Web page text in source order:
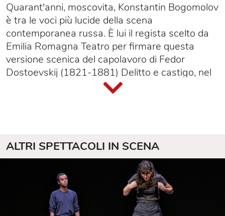
Quarant'anni, moscovita, Konstantin Bogomolov
è tra le voci più lucide della scena
contemporanea russa. È lui il regista scelto da
Emilia Romagna Teatro per firmare questa
versione scenica del capolavoro di Fedor
Dostoevskij (1821-1881) Delitto e castigo, nel
quadro delle produzioni celebrative dei 40 anni
eccezionale gruppo di attori italiani. Così fece,
fra gli altri, Nekrosius con Anna Karenina nel
2008, e così fece nel 1984 Jurij Petrovič
Ljubimov, nella sua rilettura di Delitto e castigo.
La scelta della direzione artistica è ricaduta su
ALTRI SPETTACOLI IN SCENA